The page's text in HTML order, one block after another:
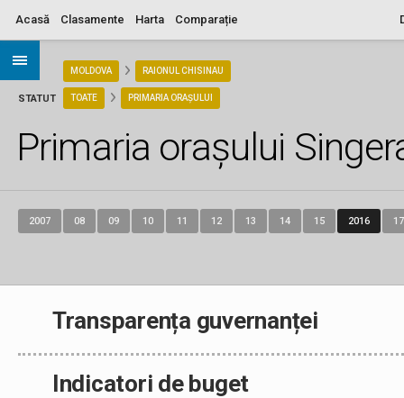
Acasă Clasamente Harta Comparație
STATUT
MOLDOVA RAIONUL CHISINAU
TOATE PRIMARIA ORAȘULUI
Primaria orașului
2007 08 09 10 11 12 13 14 15 2016 17
Transparența guvernanței
Indicatori de buget